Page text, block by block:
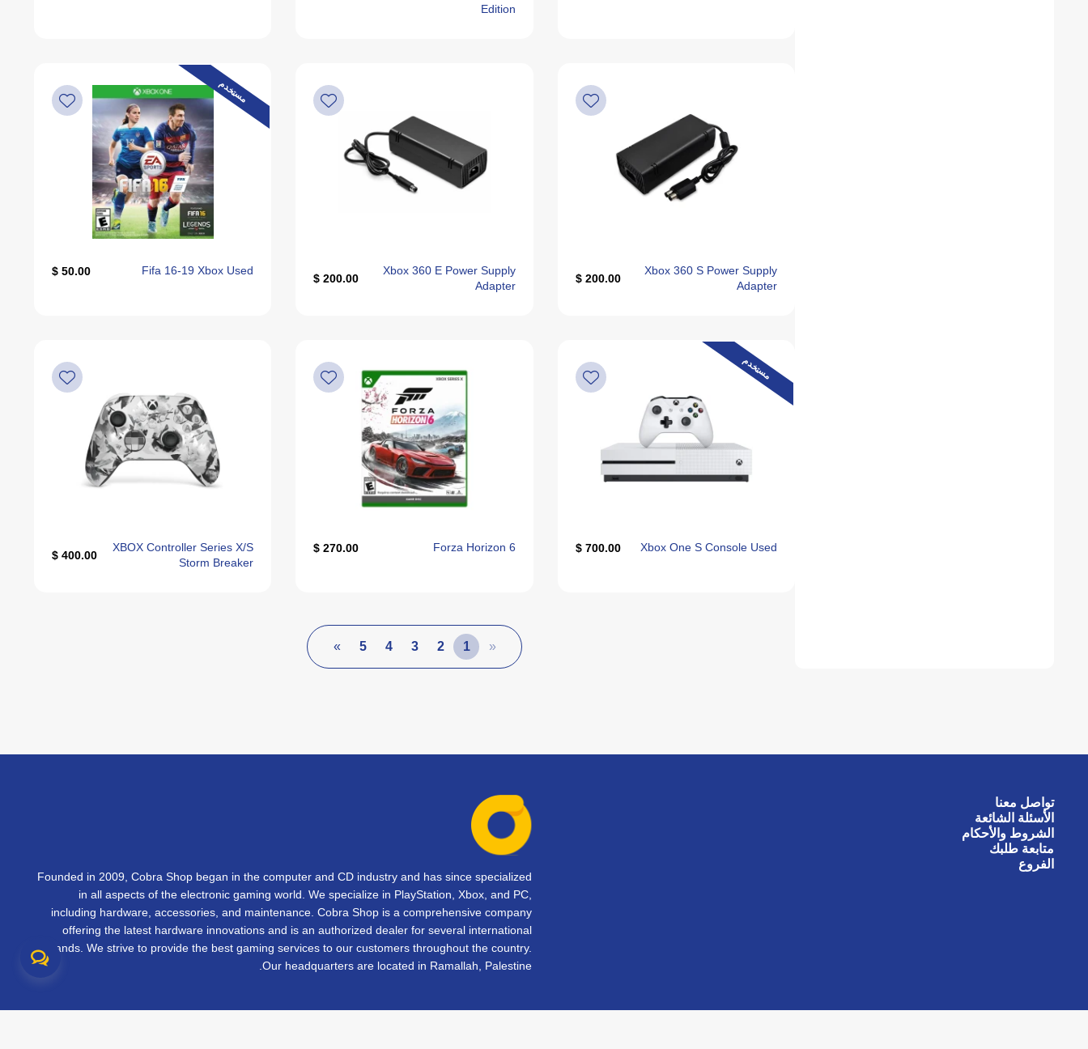
Edition
Xbox 360 S Power Supply
Adapter
200.00 $
Xbox 360 E Power Supply
Adapter
200.00 $
مستخدم
Fifa 16-19 Xbox Used
50.00 $
مستخدم
Xbox One S Console Used
700.00 $
Forza Horizon 6
270.00 $
XBOX Controller Series X/S
Storm Breaker
400.00 $
«
1
2
3
4
5
»
تواصل معنا
الأسئلة الشائعة
الشروط والأحكام
متابعة طلبك
الفروع
Founded in 2009, Cobra Shop began in the computer and CD industry and has since specialized
in all aspects of the electronic gaming world. We specialize in PlayStation, Xbox, and PC,
including hardware, accessories, and maintenance. Cobra Shop is a comprehensive company
offering the latest hardware innovations and is an authorized dealer for several international
brands. We strive to provide the best gaming services to our customers throughout the country.
Our headquarters are located in Ramallah, Palestine.